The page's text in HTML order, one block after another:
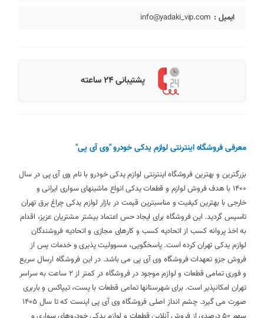
ایمیل : info@yadaki_vip.com
پشتیبانی 24 ساعته
معرفی فروشگاه اینترنتی لوازم یدکی خودرو "وی آی پی"
بزرگترین و بهترین فروشگاه اینترنتی لوازم یدکی خودرو با نام وی آی پی در سال
1400 با هدف فروش لوازم و قطعات یدکی انواع ماشینهای سواری ایرانی و
خارجی با بهترین کیفیت و مناسبترین قیمت در بازار لوازم یدکی چراغ برق تهران
تاسیس گردید. این فروشگاه برای ایجاد حس اعتماد بیشتر مشتریان عزیز، اقدام
به اخذ پروانه کسب از اتحادیه کسب و کارهای مجازی و اتحادیه فروشندگان
لوازم یدکی تهران کرده است. پاسخگویی، مسوولیت پذیری و خدمات پس از
فروش جزو تعهدات فروشگاه وی آی پی می باشد. در این فروشگاه ارسال سریع
و فوری تمامی قطعات و لوازم موجود در فروشگاه در کمتر از 2 ساعت به سراسر
تهران امکانپذیر است. برای شهرستانها تمامی قطعات با پست، تیپاکس و باربری
صورت می گیرد. چشم انداز اصلی فروشگاه وی آی پی اینست که تا سال 1405